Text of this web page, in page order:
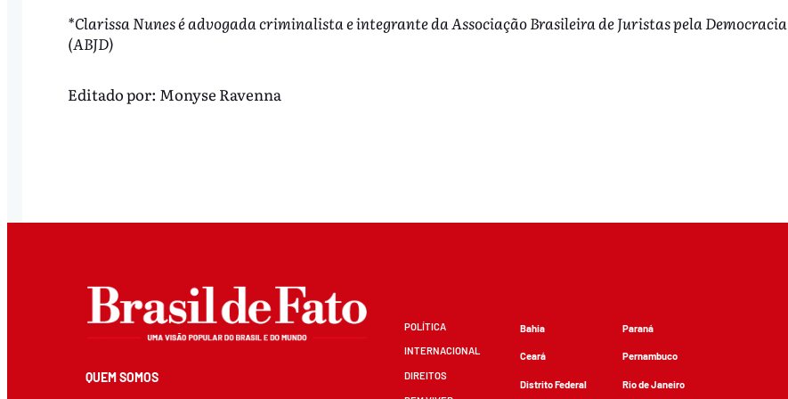
*Clarissa Nunes é advogada criminalista e integrante da Associação Brasileira de Juristas pela Democracia
(ABJD)
Editado por: Monyse Ravenna
QUEM SOMOS
POLÍTICA
INTERNACIONAL
DIREITOS
Bahia
Ceará
Distrito Federal
Paraná
Pernambuco
Rio de Janeiro